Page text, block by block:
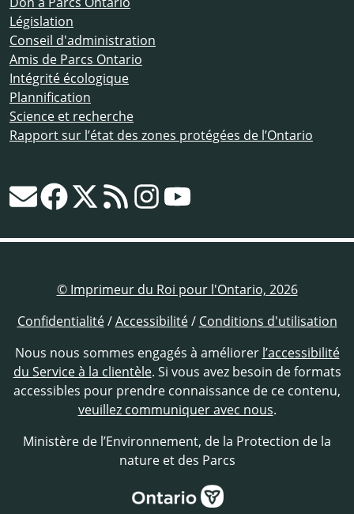
Législation
Conseil d'administration
Amis de Parcs Ontario
Intégrité écologique
Plannification
Science et recherche
Rapport sur l’état des zones protégées de l’Ontario
© Imprimeur du Roi pour l'Ontario, 2026
Confidentialité/Accessibilité/ Conditions d'utilisation
Nous nous sommes engagés à améliorer l’accessibilité
du Service à la clientèle. Si vous avez besoin de formats
accessibles pour prendre connaissance de ce contenu,
veuillez communiquer avec nous.
Ministère de l’Environnement, de la Protection de la
nature et des Parcs